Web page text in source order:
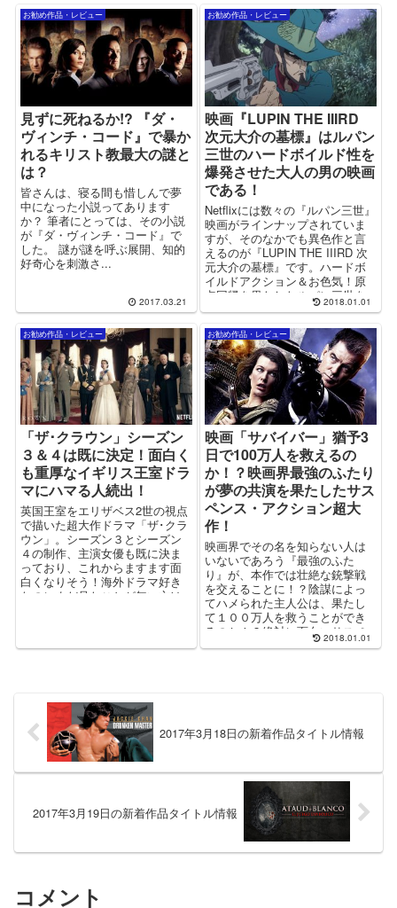
お勧め作品・レビュー
見ずに死ねるか!? 『ダ・
ヴィンチ・コード』で暴か
れるキリスト教最大の謎と
は？
皆さんは、寝る間も惜しんで夢
中になった小説ってあります
か？ 筆者にとっては、その小説
が『ダ・ヴィンチ・コード』で
した。 謎が謎を呼ぶ展開、知的
好奇心を刺激さ...
2017.03.21
お勧め作品・レビュー
映画『LUPIN THE IIIRD
次元大介の墓標』はルパン
三世のハードボイルド性を
爆発させた大人の男の映画
である！
Netflixには数々の『ルパン三世』
映画がラインナップされていま
すが、そのなかでも異色作と言
えるのが『LUPIN THE IIIRD 次
元大介の墓標』です。ハードボ
イルドアクション＆お色気！原
点回帰を果たしたルパン三世を
ご堪能あれ。
2018.01.01
お勧め作品・レビュー
「ザ･クラウン」シーズン
３＆４は既に決定！面白く
も重厚なイギリス王室ドラ
マにハマる人続出！
英国王室をエリザベス2世の視点
で描いた超大作ドラマ「ザ･クラ
ウン」。シーズン３とシーズン
４の制作、主演女優も既に決ま
っており、これからますます面
白くなりそう！海外ドラマ好き
なのにまだ見たことが無い方は
お勧め作品・レビュー
映画「サバイバー」猶予3
日で100万人を救えるの
か！？映画界最強のふたり
が夢の共演を果たしたサス
ペンス・アクション超大
作！
映画界でその名を知らない人は
いないであろう『最強のふた
り』が、本作では壮絶な銃撃戦
を交えることに！？陰謀によっ
てハメられた主人公は、果たし
て１００万人を救うことができ
るのか！？絶対に面白いサスペ
ンス・アクションがここにあ
2018.01.01
2017年3月18日の新着作品タイトル情報
2017年3月19日の新着作品タイトル情報
コメント